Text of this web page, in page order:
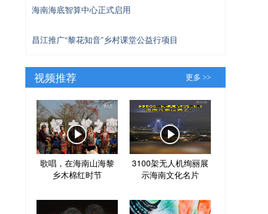
海南海底智算中心正式启用
昌江推广“黎花知音”乡村课堂公益行项目
视频推荐 更多 >>
歌唱，在海南山海黎
乡木棉红时节
3100架无人机绚丽展
示海南文化名片